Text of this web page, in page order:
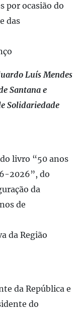
por ocasião do
das
Luís Mendes
Santana e
Solidariedade
livro “50 anos
2026”, do
da
de
da Região
da República e
do